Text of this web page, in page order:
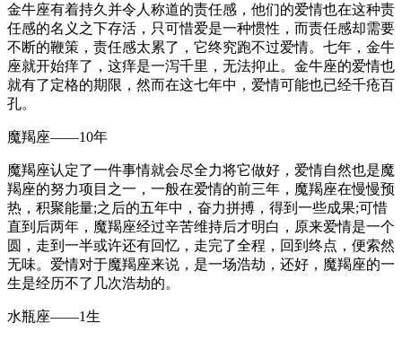
金牛座有着持久并令人称道的责任感，他们的爱情也在这种责
任感的名义之下存活，只可惜爱是一种惯性，而责任感却需要
不断的鞭策，责任感太累了，它终究跑不过爱情。七年，金牛
座就开始痒了，这痒是一泻千里，无法抑止。金牛座的爱情也
就有了定格的期限，然而在这七年中，爱情可能也已经千疮百
孔。
魔羯座——10年
魔羯座认定了一件事情就会尽全力将它做好，爱情自然也是魔
羯座的努力项目之一，一般在爱情的前三年，魔羯座在慢慢预
热，积聚能量;之后的五年中，奋力拼搏，得到一些成果;可惜
直到后两年，魔羯座经过辛苦维持后才明白，原来爱情是一个
圆，走到一半或许还有回忆，走完了全程，回到终点，便索然
无味。爱情对于魔羯座来说，是一场浩劫，还好，魔羯座的一
生是经历不了几次浩劫的。
水瓶座——1生